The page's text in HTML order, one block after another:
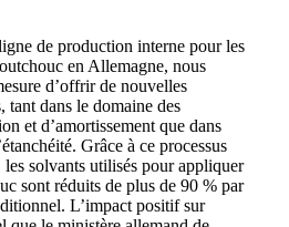
de production interne pour les
en Allemagne, nous
d’offrir de nouvelles
tant dans le domaine des
et d’amortissement que dans
Grâce à ce processus
solvants utilisés pour appliquer
sont réduits de plus de 90 % par
L’impact positif sur